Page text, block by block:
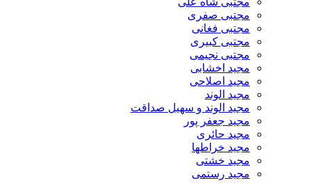
مجتبی صفری
مجتبی فغانی
مجتبی کبیری
مجتبی نجیمی
مجید اخشابی
مجید اصلاحی
مجید الوند‎
مجید الوند و سهیل صداقت
مجید جعفر پور
مجید حائری
مجید خراطها
مجید خشتی
مجید رستمی